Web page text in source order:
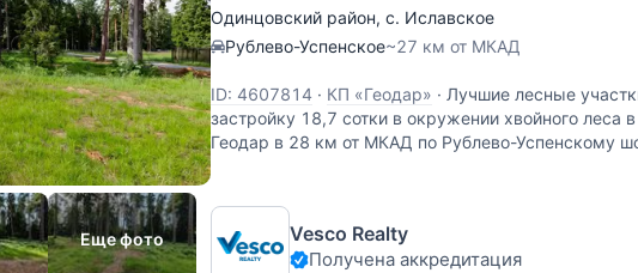
Еще фото
Одинцовский район, с. Иславское
Рублево-Успенское~27 км от МКАД
ID: 4607814 · КП «Геодар» · Лучшие лесные
застройку 18,7 сотки в окружении хвойного
Геодар в 28 км от МКАД по Рублево-Успенскому
Vesco Realty
Получена аккредитация